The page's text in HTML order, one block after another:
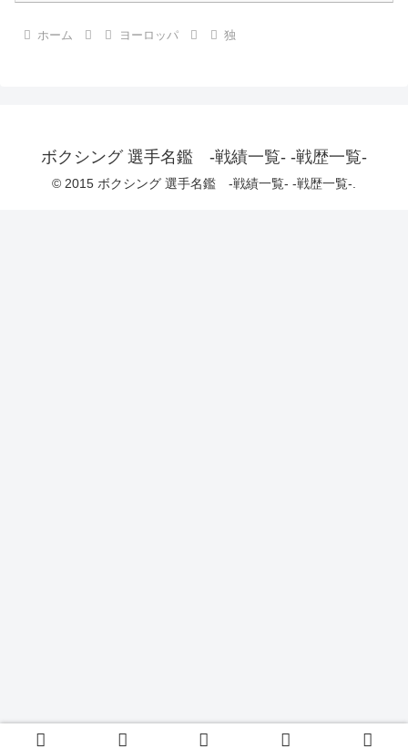
ホーム ヨーロッパ 独
ボクシング 選手名鑑 -戦績一覧- -戦歴一覧-
© 2015 ボクシング 選手名鑑 -戦績一覧- -戦歴一覧-.